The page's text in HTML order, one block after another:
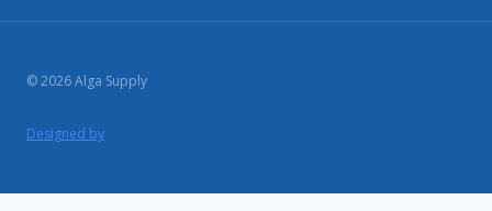
© 2026 Alga Supply
Designed by